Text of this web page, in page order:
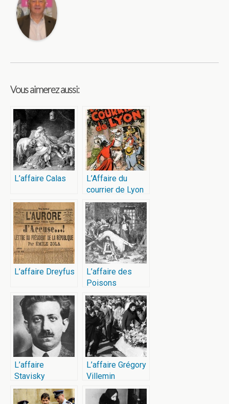
Vous aimerez aussi:
L’affaire Calas
L’Affaire du
courrier de Lyon
L’affaire Dreyfus
L’affaire des
Poisons
L’affaire
Stavisky
L’affaire Grégory
Villemin